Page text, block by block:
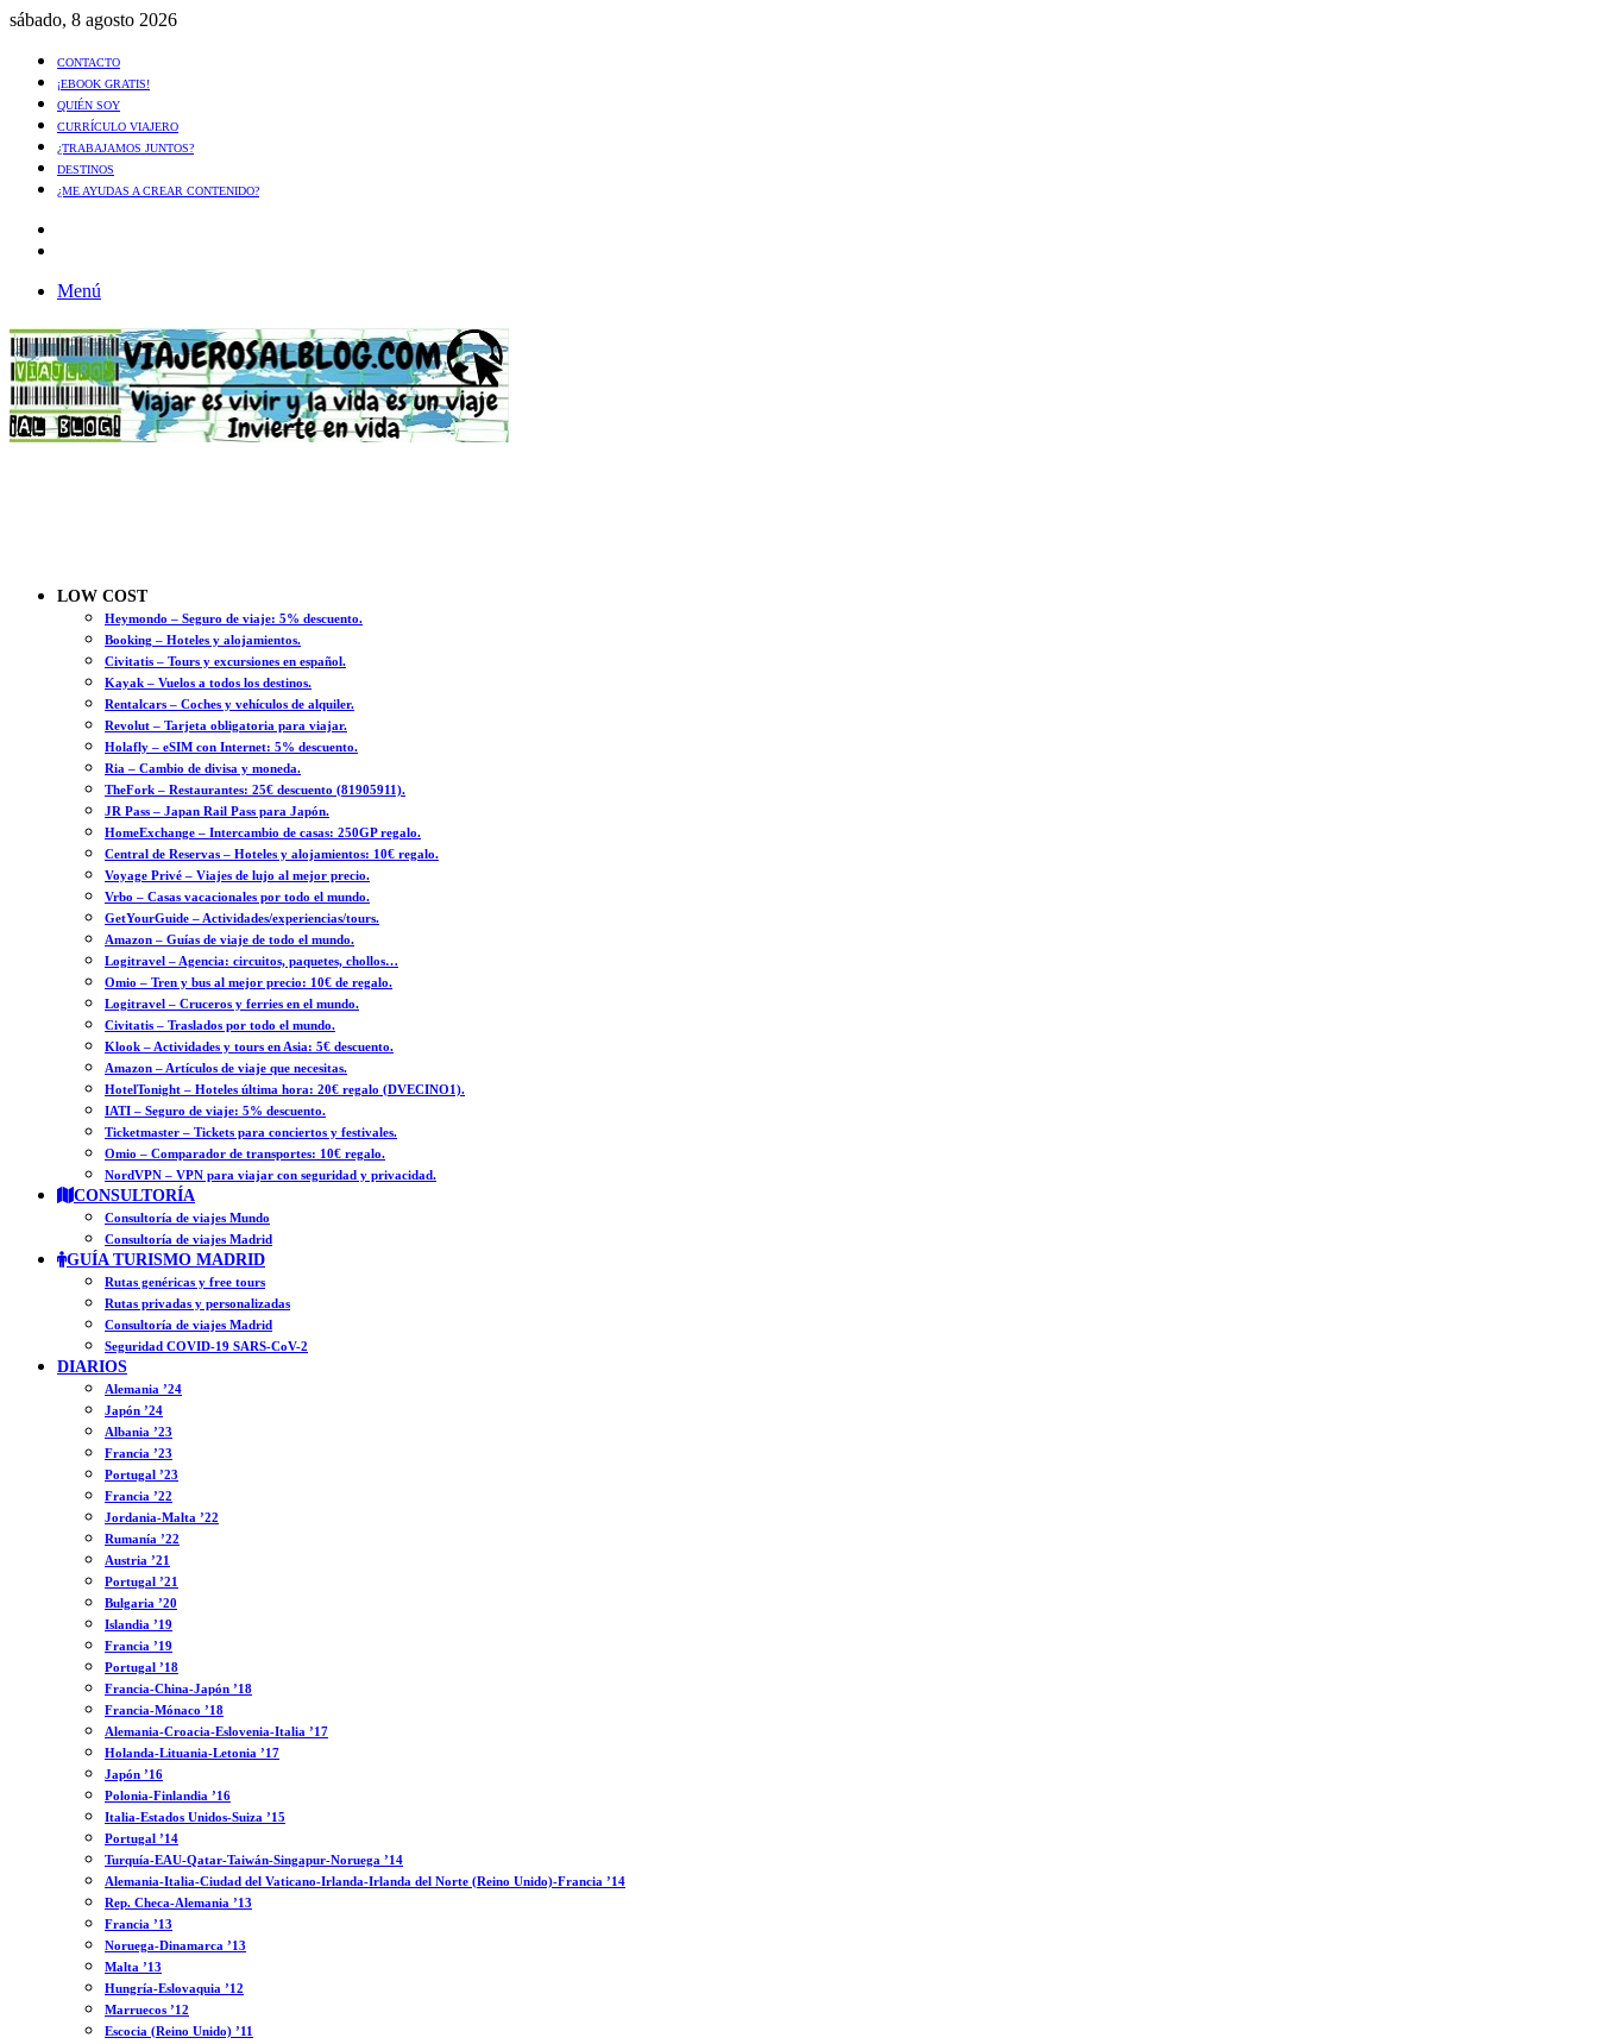
sábado, 8 agosto 2026
CONTACTO
¡EBOOK GRATIS!
QUIÉN SOY
CURRÍCULO VIAJERO
¿TRABAJAMOS JUNTOS?
DESTINOS
¿ME AYUDAS A CREAR CONTENIDO?
Menú
LOW COST
Heymondo – Seguro de viaje: 5% descuento.
Booking – Hoteles y alojamientos.
Civitatis – Tours y excursiones en español.
Kayak – Vuelos a todos los destinos.
Rentalcars – Coches y vehículos de alquiler.
Revolut – Tarjeta obligatoria para viajar.
Holafly – eSIM con Internet: 5% descuento.
Ria – Cambio de divisa y moneda.
TheFork – Restaurantes: 25€ descuento (81905911).
JR Pass – Japan Rail Pass para Japón.
HomeExchange – Intercambio de casas: 250GP regalo.
Central de Reservas – Hoteles y alojamientos: 10€ regalo.
Voyage Privé – Viajes de lujo al mejor precio.
Vrbo – Casas vacacionales por todo el mundo.
GetYourGuide – Actividades/experiencias/tours.
Amazon – Guías de viaje de todo el mundo.
Logitravel – Agencia: circuitos, paquetes, chollos…
Omio – Tren y bus al mejor precio: 10€ de regalo.
Logitravel – Cruceros y ferries en el mundo.
Civitatis – Traslados por todo el mundo.
Klook – Actividades y tours en Asia: 5€ descuento.
Amazon – Artículos de viaje que necesitas.
HotelTonight – Hoteles última hora: 20€ regalo (DVECINO1).
IATI – Seguro de viaje: 5% descuento.
Ticketmaster – Tickets para conciertos y festivales.
Omio – Comparador de transportes: 10€ regalo.
NordVPN – VPN para viajar con seguridad y privacidad.
CONSULTORÍA
Consultoría de viajes Mundo
Consultoría de viajes Madrid
GUÍA TURISMO MADRID
Rutas genéricas y free tours
Rutas privadas y personalizadas
Consultoría de viajes Madrid
Seguridad COVID-19 SARS-CoV-2
DIARIOS
Alemania ’24
Japón ’24
Albania ’23
Francia ’23
Portugal ’23
Francia ’22
Jordania-Malta ’22
Rumanía ’22
Austria ’21
Portugal ’21
Bulgaria ’20
Islandia ’19
Francia ’19
Portugal ’18
Francia-China-Japón ’18
Francia-Mónaco ’18
Alemania-Croacia-Eslovenia-Italia ’17
Holanda-Lituania-Letonia ’17
Japón ’16
Polonia-Finlandia ’16
Italia-Estados Unidos-Suiza ’15
Portugal ’14
Turquía-EAU-Qatar-Taiwán-Singapur-Noruega ’14
Alemania-Italia-Ciudad del Vaticano-Irlanda-Irlanda del Norte (Reino Unido)-Francia ’14
Rep. Checa-Alemania ’13
Francia ’13
Noruega-Dinamarca ’13
Malta ’13
Hungría-Eslovaquia ’12
Marruecos ’12
Escocia (Reino Unido) ’11